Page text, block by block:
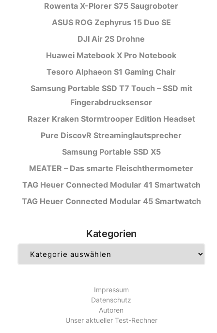
Rowenta X-Plorer S75 Saugroboter
ASUS ROG Zephyrus 15 Duo SE
DJI Air 2S Drohne
Huawei Matebook X Pro Notebook
Tesoro Alphaeon S1 Gaming Chair
Samsung Portable SSD T7 Touch – SSD mit
Fingerabdrucksensor
Razer Kraken Stormtrooper Edition Headset
Pure DiscovR Streaminglautsprecher
Samsung Portable SSD X5
MEATER – Das smarte Fleischthermometer
TAG Heuer Connected Modular 41 Smartwatch
TAG Heuer Connected Modular 45 Smartwatch
Kategorien
Impressum
Datenschutz
Autoren
Unser aktueller Test-Rechner